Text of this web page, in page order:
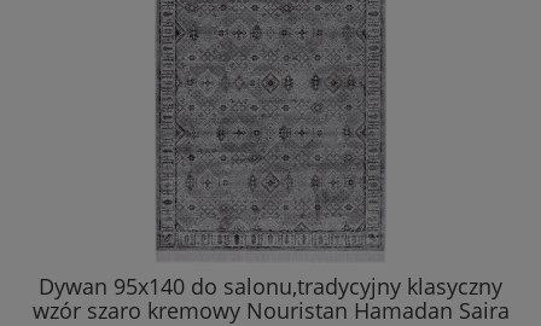
Dywan 95x140 do salonu,tradycyjny klasyczny
wzór szaro kremowy Nouristan Hamadan Saira